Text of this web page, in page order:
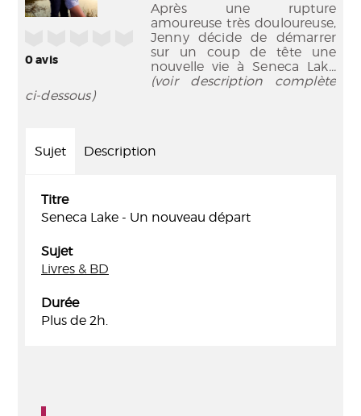
0avis
Après une rupture
amoureuse très douloureuse,
Jenny décide de démarrer
sur un coup de tête une
nouvelle vie à Seneca Lak...
(voir description complète
ci-dessous)
Sujet Description
Titre
Seneca Lake - Un nouveau départ
Sujet
Livres & BD
Durée
Plus de 2h.